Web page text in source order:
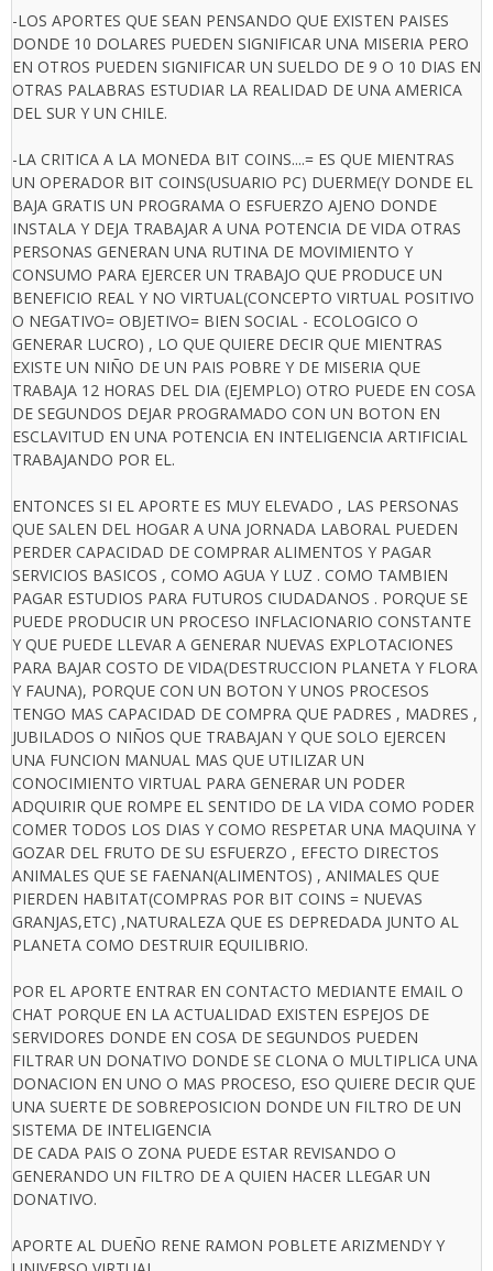
-LOS APORTES QUE SEAN PENSANDO QUE EXISTEN PAISES
DONDE 10 DOLARES PUEDEN SIGNIFICAR UNA MISERIA PERO
EN OTROS PUEDEN SIGNIFICAR UN SUELDO DE 9 O 10 DIAS EN
OTRAS PALABRAS ESTUDIAR LA REALIDAD DE UNA AMERICA
DEL SUR Y UN CHILE.
-LA CRITICA A LA MONEDA BIT COINS....= ES QUE MIENTRAS
UN OPERADOR BIT COINS(USUARIO PC) DUERME(Y DONDE EL
BAJA GRATIS UN PROGRAMA O ESFUERZO AJENO DONDE
INSTALA Y DEJA TRABAJAR A UNA POTENCIA DE VIDA OTRAS
PERSONAS GENERAN UNA RUTINA DE MOVIMIENTO Y
CONSUMO PARA EJERCER UN TRABAJO QUE PRODUCE UN
BENEFICIO REAL Y NO VIRTUAL(CONCEPTO VIRTUAL POSITIVO
O NEGATIVO= OBJETIVO= BIEN SOCIAL - ECOLOGICO O
GENERAR LUCRO) , LO QUE QUIERE DECIR QUE MIENTRAS
EXISTE UN NIÑO DE UN PAIS POBRE Y DE MISERIA QUE
TRABAJA 12 HORAS DEL DIA (EJEMPLO) OTRO PUEDE EN COSA
DE SEGUNDOS DEJAR PROGRAMADO CON UN BOTON EN
ESCLAVITUD EN UNA POTENCIA EN INTELIGENCIA ARTIFICIAL
TRABAJANDO POR EL.
ENTONCES SI EL APORTE ES MUY ELEVADO , LAS PERSONAS
QUE SALEN DEL HOGAR A UNA JORNADA LABORAL PUEDEN
PERDER CAPACIDAD DE COMPRAR ALIMENTOS Y PAGAR
SERVICIOS BASICOS , COMO AGUA Y LUZ . COMO TAMBIEN
PAGAR ESTUDIOS PARA FUTUROS CIUDADANOS . PORQUE SE
PUEDE PRODUCIR UN PROCESO INFLACIONARIO CONSTANTE
Y QUE PUEDE LLEVAR A GENERAR NUEVAS EXPLOTACIONES
PARA BAJAR COSTO DE VIDA(DESTRUCCION PLANETA Y FLORA
Y FAUNA), PORQUE CON UN BOTON Y UNOS PROCESOS
TENGO MAS CAPACIDAD DE COMPRA QUE PADRES , MADRES ,
JUBILADOS O NIÑOS QUE TRABAJAN Y QUE SOLO EJERCEN
UNA FUNCION MANUAL MAS QUE UTILIZAR UN
CONOCIMIENTO VIRTUAL PARA GENERAR UN PODER
ADQUIRIR QUE ROMPE EL SENTIDO DE LA VIDA COMO PODER
COMER TODOS LOS DIAS Y COMO RESPETAR UNA MAQUINA Y
GOZAR DEL FRUTO DE SU ESFUERZO , EFECTO DIRECTOS
ANIMALES QUE SE FAENAN(ALIMENTOS) , ANIMALES QUE
PIERDEN HABITAT(COMPRAS POR BIT COINS = NUEVAS
GRANJAS,ETC) ,NATURALEZA QUE ES DEPREDADA JUNTO AL
PLANETA COMO DESTRUIR EQUILIBRIO.
POR EL APORTE ENTRAR EN CONTACTO MEDIANTE EMAIL O
CHAT PORQUE EN LA ACTUALIDAD EXISTEN ESPEJOS DE
SERVIDORES DONDE EN COSA DE SEGUNDOS PUEDEN
FILTRAR UN DONATIVO DONDE SE CLONA O MULTIPLICA UNA
DONACION EN UNO O MAS PROCESO, ESO QUIERE DECIR QUE
UNA SUERTE DE SOBREPOSICION DONDE UN FILTRO DE UN
SISTEMA DE INTELIGENCIA
DE CADA PAIS O ZONA PUEDE ESTAR REVISANDO O
GENERANDO UN FILTRO DE A QUIEN HACER LLEGAR UN
DONATIVO.
APORTE AL DUEÑO RENE RAMON POBLETE ARIZMENDY Y